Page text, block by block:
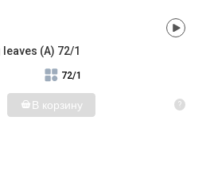
(A) 72/1
72/1
В корзину ?